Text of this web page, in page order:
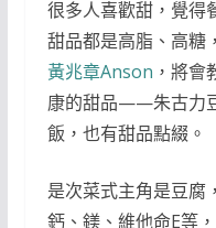
很多人喜歡甜，覺得
甜品都是高脂、高糖
黃兆章Anson ，將
康的甜品——朱古力
飯，也有甜品點綴。
是次菜式主角是豆腐
鈣、鎂、維他命E等